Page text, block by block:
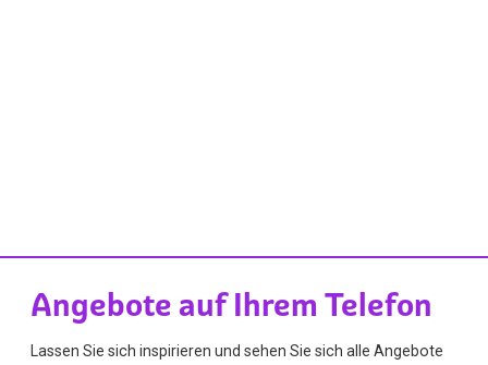
Angebote auf Ihrem Telefon
Lassen Sie sich inspirieren und sehen Sie sich alle Angebote